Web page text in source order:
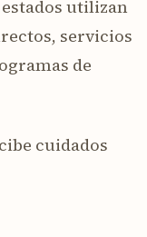
estados utilizan
servicios
de
cuidados